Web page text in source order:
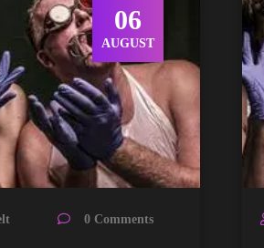
06
AUGUST
0 Comments